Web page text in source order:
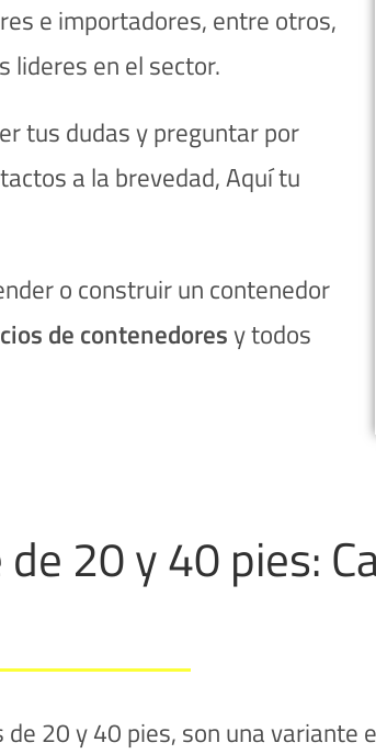
e importadores, entre otros,
lideres en el sector.
tus dudas y preguntar por
a la brevedad, Aquí tu
o construir un contenedor
de contenedoresy todos
20 y 40 pies:
20 y 40 pies, son una variante